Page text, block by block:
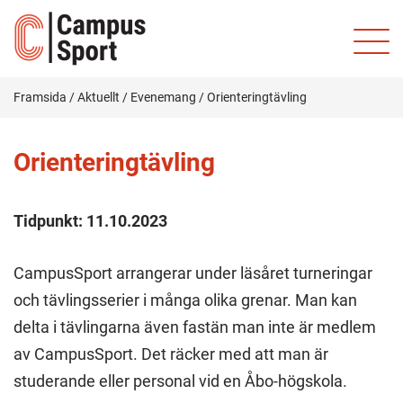
Framsida /Aktuellt / Evenemang /Orienteringtävling
Orienteringtävling
Tidpunkt: 11.10.2023
CampusSport arrangerar under läsåret turneringar
och tävlingsserier i många olika grenar. Man kan
delta i tävlingarna även fastän man inte är medlem
av CampusSport. Det räcker med att man är
studerande eller personal vid en Åbo-högskola.